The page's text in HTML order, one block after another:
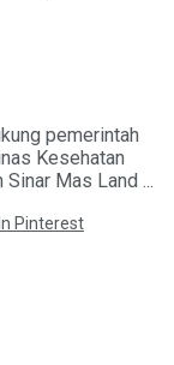
pemerintah
Kesehatan
Mas Land ...
Pinterest